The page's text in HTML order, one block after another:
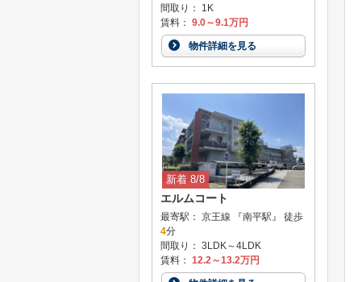
間取り： 1K
賃料： 9.0～9.1万円
物件詳細を見る
新着 8/8
エルムコート
最寄駅： 京王線 『南平駅』 徒歩
4分
間取り： 3LDK～4LDK
賃料： 12.2～13.2万円